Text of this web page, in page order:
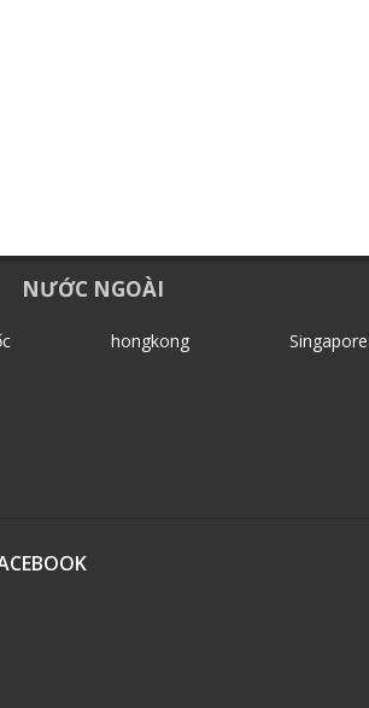
NƯỚC NGOÀI
hongkong
Singapore